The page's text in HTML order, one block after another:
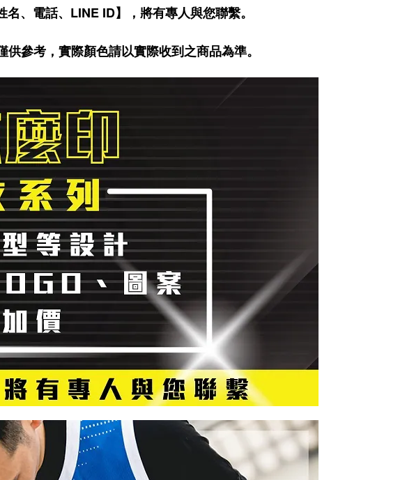
名、電話、LINE ID】，將有專人與您聯繫。
參考，實際顏色請以實際收到之商品為準。